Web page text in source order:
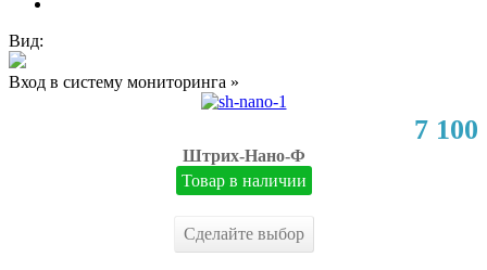
Вид:
Вход в систему мониторинга »
7 100
Штрих-Нано-Ф
Товар в наличии
Сделайте выбор